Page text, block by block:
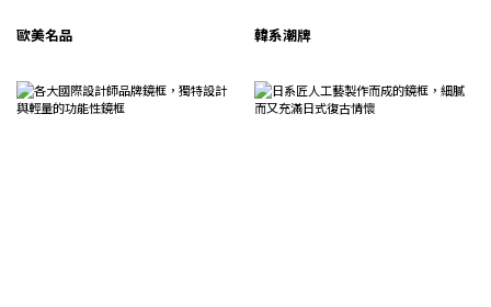
歐美名品 韓系潮牌